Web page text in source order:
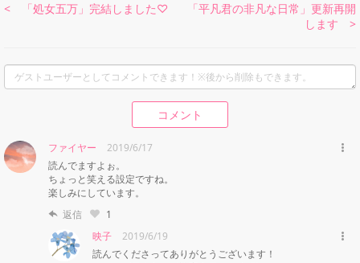
< 「処女五万」完結しました♡
「平凡君の非凡な日常」更新再開
します >
コメント
ファイヤー
2019/6/17
読んでますよぉ。
ちょっと笑える設定ですね。
楽しみにしています。
返信
1
映子
2019/6/19
読んでくださってありがとうございます！